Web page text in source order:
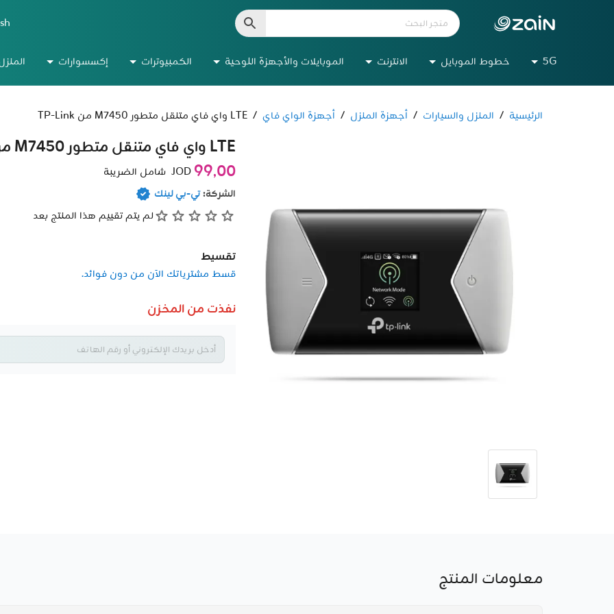
5G خطوط الموبايل الانترنت الموبايلات والأجهزة اللوحية الكمبيوترات إكسسوارات
الرئيسية / المنزل والسيارات / أجهزة المنزل / أجهزة الواي فاي / LTE واي فاي متنقل متطور M7450 من TP-Link
LTE واي فاي متنقل متطور M7450 من TP-Link
99٫00
شامل الضريبة
الشركة:تي-بي لينك
لم يتم تقييم هذا المنتج بعد
تقسيط
قسط مشترياتك الآن من دون فوائد.
نفذت من المخزن
معلومات المنتج